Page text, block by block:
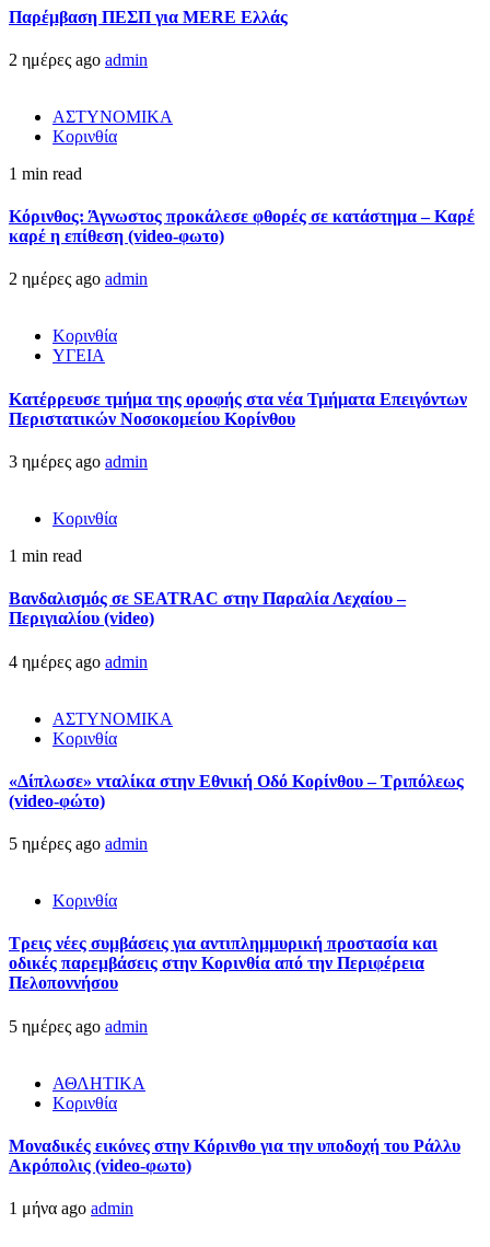
Παρέμβαση ΠΕΣΠ για MERE Ελλάς
2 ημέρες ago admin
ΑΣΤΥΝΟΜΙΚΑ
Κορινθία
1 min read
Κόρινθος: Άγνωστος προκάλεσε φθορές σε κατάστημα – Καρέ
καρέ η επίθεση (video-φωτο)
2 ημέρες ago admin
Κορινθία
ΥΓΕΙΑ
Kατέρρευσε τμήμα της οροφής στα νέα Τμήματα Επειγόντων
Περιστατικών Νοσοκομείου Κορίνθου
3 ημέρες ago admin
Κορινθία
1 min read
Βανδαλισμός σε SEATRAC στην Παραλία Λεχαίου –
Περιγιαλίου (video)
4 ημέρες ago admin
ΑΣΤΥΝΟΜΙΚΑ
Κορινθία
«Δίπλωσε» νταλίκα στην Εθνική Oδό Κορίνθου – Τριπόλεως
(video-φώτο)
5 ημέρες ago admin
Κορινθία
Τρεις νέες συμβάσεις για αντιπλημμυρική προστασία και
οδικές παρεμβάσεις στην Κορινθία από την Περιφέρεια
Πελοποννήσου
5 ημέρες ago admin
ΑΘΛΗΤΙΚΑ
Κορινθία
Μοναδικές εικόνες στην Κόρινθο για την υποδοχή του Ράλλυ
Ακρόπολις (video-φωτο)
1 μήνα ago admin